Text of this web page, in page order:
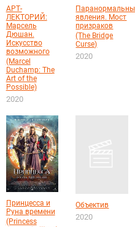
АРТ-
ЛЕКТОРИЙ:
Марсель
Дюшан.
Искусство
возможного
(Marcel
Duchamp: The
Art of the
Possible)
2020
явления. Мост
призраков
(The Bridge
Curse)
2020
Принцесса и
Руна времени
(Princess
Объектив
2020